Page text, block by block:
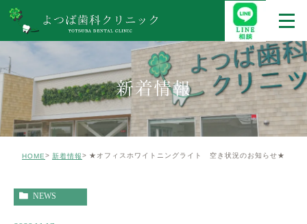
新着情報
HOME 新着情報 ★オフィスホワイトニングライト 空き状況のお知らせ★
NEWS